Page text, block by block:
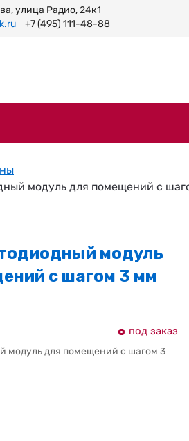
улица Радио, 24к1
+7 (495) 111-48-88
модуль для помещений с
модуль
с шагом 3 мм
под заказ